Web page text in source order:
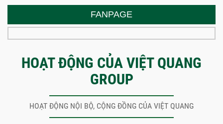
FANPAGE
HOẠT ĐỘNG CỦA VIỆT QUANG
GROUP
HOẠT ĐỘNG NỘI BỘ, CỘNG ĐỒNG CỦA VIỆT QUANG